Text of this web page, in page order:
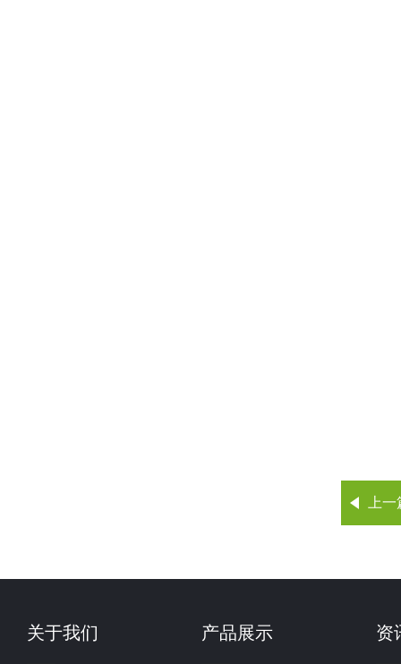
上
关于我们 产品展示 资